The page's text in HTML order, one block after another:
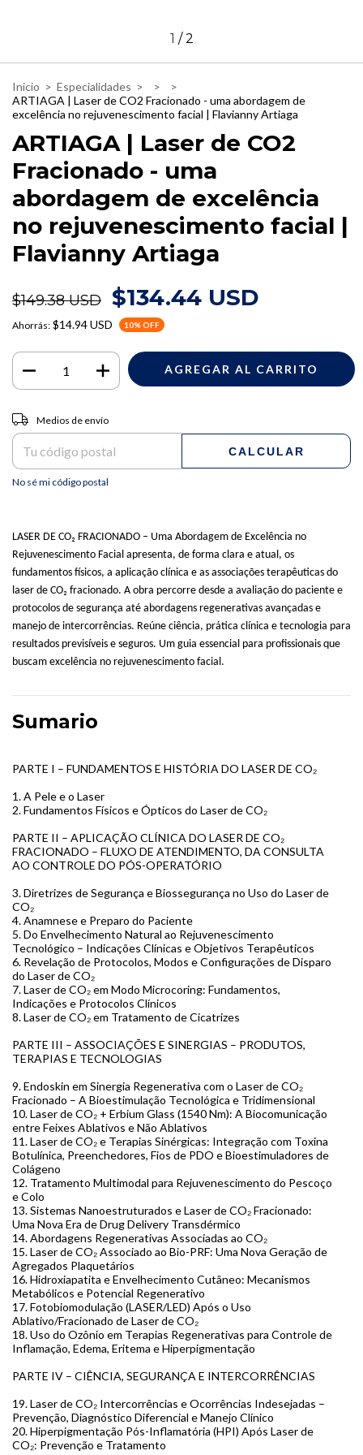
1 /2
Inicio > Especialidades > >
>
ARTIAGA | Laser de CO2 Fracionado - uma abordagem de
excelência no rejuvenescimento facial | Flavianny Artiaga
ARTIAGA | Laser de CO2
Fracionado - uma
abordagem de excelência
no rejuvenescimento facial |
Flavianny Artiaga
$149.38 USD $134.44 USD
Ahorrás: $14.94 USD 10% OFF
Entregas para el CP:
Medios de envío
CALCULAR
No sé mi código postal
LASER DE CO₂ FRACIONADO – Uma Abordagem de Excelência no
Rejuvenescimento Facial apresenta, de forma clara e atual, os
fundamentos físicos, a aplicação clínica e as associações terapêuticas do
laser de CO₂ fracionado. A obra percorre desde a avaliação do paciente e
protocolos de segurança até abordagens regenerativas avançadas e
manejo de intercorrências. Reúne ciência, prática clínica e tecnologia para
resultados previsíveis e seguros. Um guia essencial para profissionais que
buscam excelência no rejuvenescimento facial.
Sumario
PARTE I – FUNDAMENTOS E HISTÓRIA DO LASER DE CO₂
1. A Pele e o Laser
2. Fundamentos Físicos e Ópticos do Laser de CO₂
PARTE II – APLICAÇÃO CLÍNICA DO LASER DE CO₂
FRACIONADO – FLUXO DE ATENDIMENTO, DA CONSULTA
AO CONTROLE DO PÓS-OPERATÓRIO
3. Diretrizes de Segurança e Biossegurança no Uso do Laser de
CO₂
4. Anamnese e Preparo do Paciente
5. Do Envelhecimento Natural ao Rejuvenescimento
Tecnológico – Indicações Clínicas e Objetivos Terapêuticos
6. Revelação de Protocolos, Modos e Configurações de Disparo
do Laser de CO₂
7. Laser de CO₂ em Modo Microcoring: Fundamentos,
Indicações e Protocolos Clínicos
8. Laser de CO₂ em Tratamento de Cicatrizes
PARTE III – ASSOCIAÇÕES E SINERGIAS – PRODUTOS,
TERAPIAS E TECNOLOGIAS
9. Endoskin em Sinergia Regenerativa com o Laser de CO₂
Fracionado – A Bioestimulação Tecnológica e Tridimensional
10. Laser de CO₂ + Erbium Glass (1540 Nm): A Biocomunicação
entre Feixes Ablativos e Não Ablativos
11. Laser de CO₂ e Terapias Sinérgicas: Integração com Toxina
Botulínica, Preenchedores, Fios de PDO e Bioestimuladores de
Colágeno
12. Tratamento Multimodal para Rejuvenescimento do Pescoço
e Colo
13. Sistemas Nanoestruturados e Laser de CO₂ Fracionado:
Uma Nova Era de Drug Delivery Transdérmico
14. Abordagens Regenerativas Associadas ao CO₂
15. Laser de CO₂ Associado ao Bio-PRF: Uma Nova Geração de
Agregados Plaquetários
16. Hidroxiapatita e Envelhecimento Cutâneo: Mecanismos
Metabólicos e Potencial Regenerativo
17. Fotobiomodulação (LASER/LED) Após o Uso
Ablativo/Fracionado de Laser de CO₂
18. Uso do Ozônio em Terapias Regenerativas para Controle de
Inflamação, Edema, Eritema e Hiperpigmentação
PARTE IV – CIÊNCIA, SEGURANÇA E INTERCORRÊNCIAS
19. Laser de CO₂ Intercorrências e Ocorrências Indesejadas –
Prevenção, Diagnóstico Diferencial e Manejo Clínico
20. Hiperpigmentação Pós-Inflamatória (HPI) Após Laser de
CO₂: Prevenção e Tratamento